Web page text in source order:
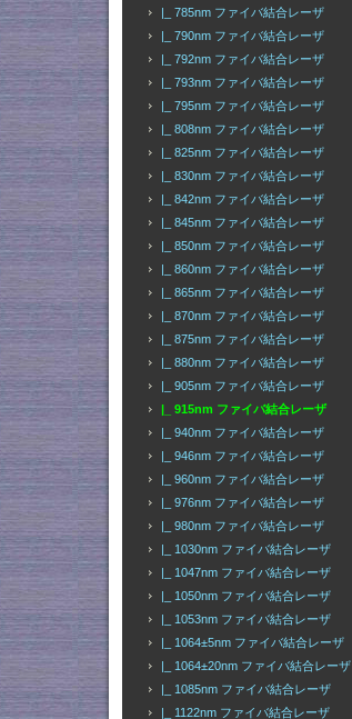
|_ 785nm ファイバ結合レーザ
|_ 790nm ファイバ結合レーザ
|_ 792nm ファイバ結合レーザ
|_ 793nm ファイバ結合レーザ
|_ 795nm ファイバ結合レーザ
|_ 808nm ファイバ結合レーザ
|_ 825nm ファイバ結合レーザ
|_ 830nm ファイバ結合レーザ
|_ 842nm ファイバ結合レーザ
|_ 845nm ファイバ結合レーザ
|_ 850nm ファイバ結合レーザ
|_ 860nm ファイバ結合レーザ
|_ 865nm ファイバ結合レーザ
|_ 870nm ファイバ結合レーザ
|_ 875nm ファイバ結合レーザ
|_ 880nm ファイバ結合レーザ
|_ 905nm ファイバ結合レーザ
|_ 915nm ファイバ結合レーザ
|_ 940nm ファイバ結合レーザ
|_ 946nm ファイバ結合レーザ
|_ 960nm ファイバ結合レーザ
|_ 976nm ファイバ結合レーザ
|_ 980nm ファイバ結合レーザ
|_ 1030nm ファイバ結合レーザ
|_ 1047nm ファイバ結合レーザ
|_ 1050nm ファイバ結合レーザ
|_ 1053nm ファイバ結合レーザ
|_ 1064±5nm ファイバ結合レーザ
|_ 1064±20nm ファイバ結合レーザ
|_ 1085nm ファイバ結合レーザ
|_ 1122nm ファイバ結合レーザ